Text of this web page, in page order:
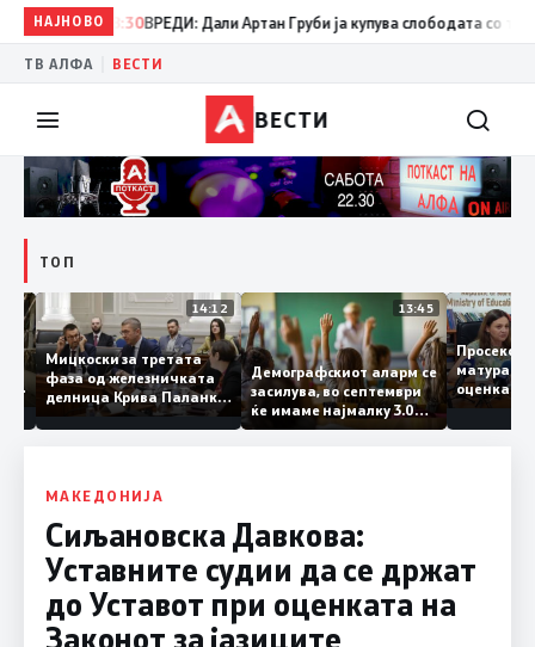
НАЈНОВО
08:30 ВРЕДИ: Дали Артан Груби ја купува слободата со тајните
ТВ АЛФА ВЕСТИ
ВЕСТИ
ТОП
15:20
Во
14:12
Мицкоски за третата
фаза од железничката
делница Крива Паланка
– Деве Баир: Проектот
нема да заврши на
целина
13:45
Демографскиот аларм се
засилува, во септември
ќе имаме најмалку 3.000
првачиња помалку
матура
оценка
МАКЕДОНИЈА
Сиљановска Давкова:
Уставните судии да се држат
до Уставот при оценката на
Законот за јазиците